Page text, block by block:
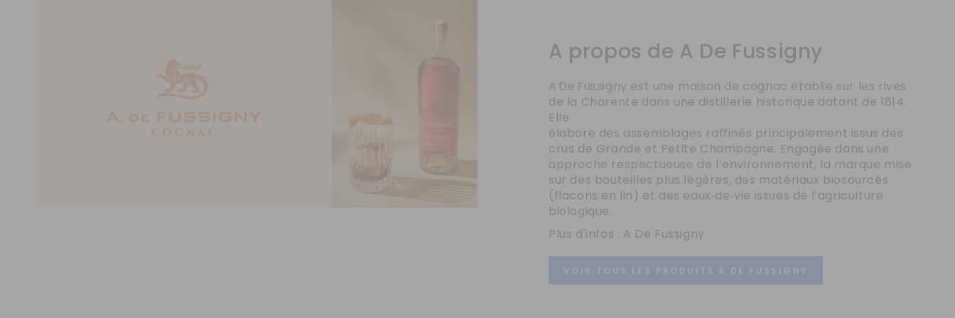
A propos de A De Fussigny
A De Fussigny est une maison de cognac établie sur les rives
de la Charente dans une distillerie historique datant de 1814.
Elle
élabore des assemblages raffinés principalement issus des
crus de Grande et Petite Champagne. Engagée dans une
approche respectueuse de l’environnement, la marque mise
sur des bouteilles plus légères, des matériaux biosourcés
(flacons en lin) et des eaux‑de‑vie issues de l’agriculture
biologique.
Plus d'infos : A De Fussigny
VOIR TOUS LES PRODUITS A DE FUSSIGNY